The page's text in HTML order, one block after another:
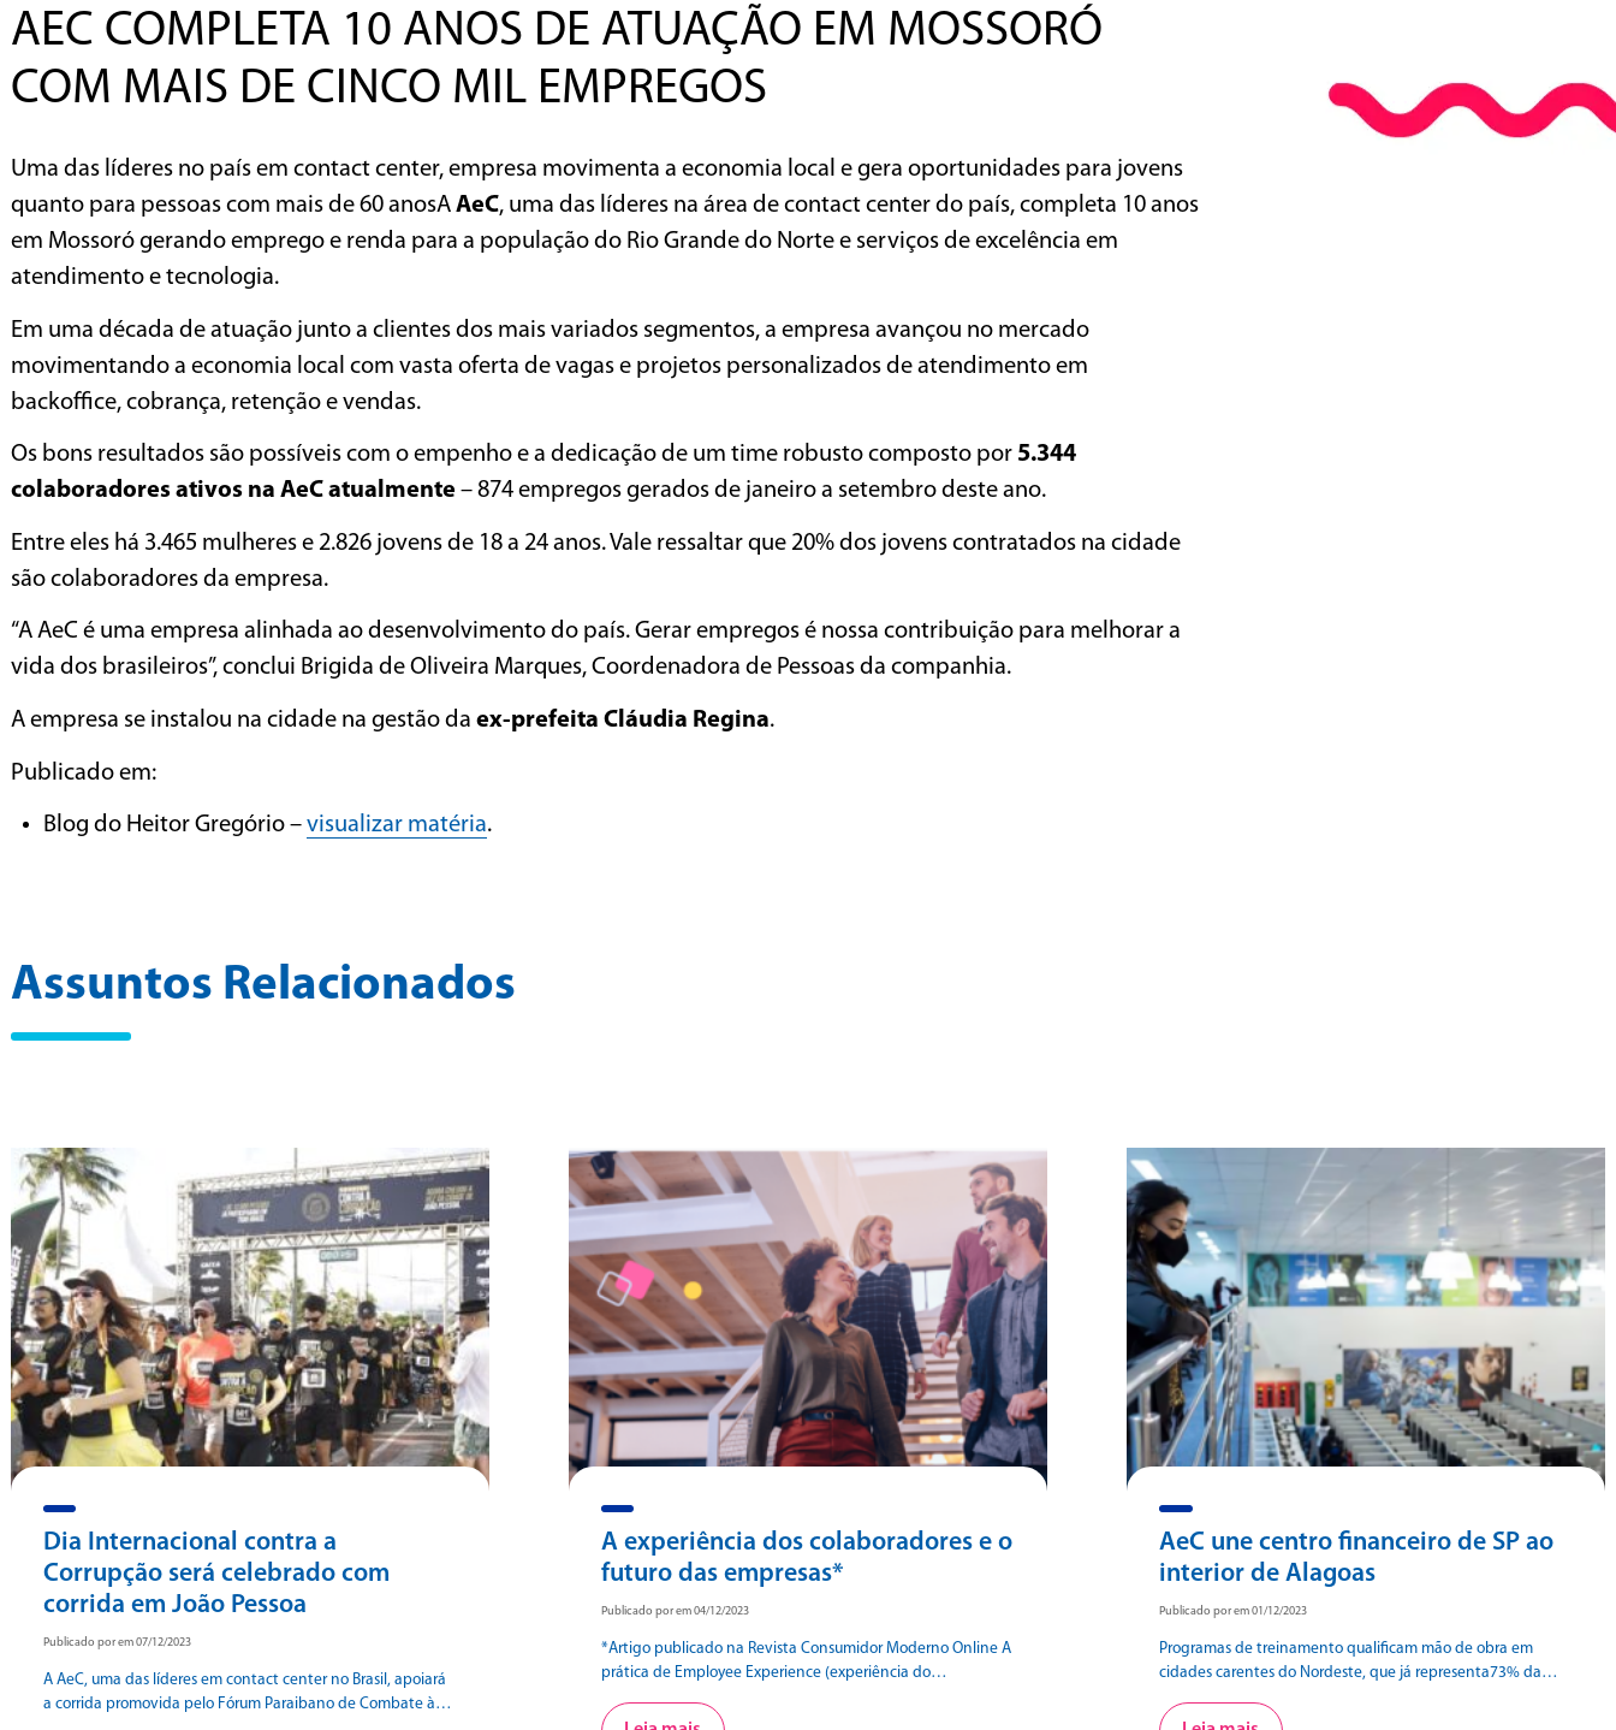
AEC COMPLETA 10 ANOS DE ATUAÇÃO EM MOSSORÓ
COM MAIS DE CINCO MIL EMPREGOS
Uma das líderes no país em contact center, empresa movimenta a economia local e gera oportunidades para jovens
quanto para pessoas com mais de 60 anosA AeC, uma das líderes na área de contact center do país, completa 10 anos
em Mossoró gerando emprego e renda para a população do Rio Grande do Norte e serviços de excelência em
atendimento e tecnologia.
Em uma década de atuação junto a clientes dos mais variados segmentos, a empresa avançou no mercado
movimentando a economia local com vasta oferta de vagas e projetos personalizados de atendimento em
backoffice, cobrança, retenção e vendas.
Os bons resultados são possíveis com o empenho e a dedicação de um time robusto composto por 5.344
colaboradores ativos na AeC atualmente – 874 empregos gerados de janeiro a setembro deste ano.
Entre eles há 3.465 mulheres e 2.826 jovens de 18 a 24 anos. Vale ressaltar que 20% dos jovens contratados na cidade
são colaboradores da empresa.
“A AeC é uma empresa alinhada ao desenvolvimento do país. Gerar empregos é nossa contribuição para melhorar a
vida dos brasileiros”, conclui Brigida de Oliveira Marques, Coordenadora de Pessoas da companhia.
A empresa se instalou na cidade na gestão da ex-prefeita Cláudia Regina.
Publicado em:
Blog do Heitor Gregório –visualizar matéria.
Assuntos Relacionados
Dia Internacional contra a
Corrupção será celebrado com
corrida em João Pessoa
Publicado por em 07/12/2023
A AeC, uma das líderes em contact center no Brasil, apoiará
a corrida promovida pelo Fórum Paraibano de Combate à
A experiência dos colaboradores e o
futuro das empresas*
Publicado por em 04/12/2023
*Artigo publicado na Revista Consumidor Moderno Online A
prática de Employee Experience (experiência do
positivos no engajamento dos colaboradores Na era do
AeC une centro financeiro de SP ao
interior de Alagoas
Publicado por em 01/12/2023
Programas de treinamento qualificam mão de obra em
cidades carentes do Nordeste, que já representa73% da
center São três décadas de uma história marcada por boa